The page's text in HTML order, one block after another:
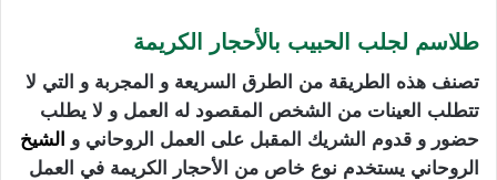
طلاسم لجلب الحبيب بالأحجار الكريمة
تصنف هذه الطريقة من الطرق السريعة و المجربة و التي لا
تتطلب العينات من الشخص المقصود له العمل و لا يطلب
حضور و قدوم الشريك المقبل على العمل الروحاني و الشيخ
الروحاني يستخدم نوع خاص من الأحجار الكريمة في العمل